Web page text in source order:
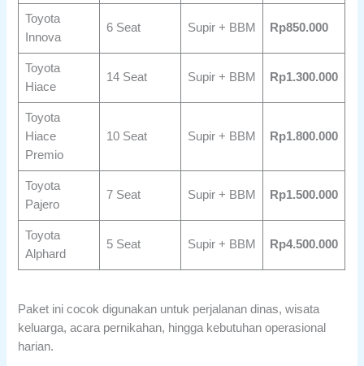
Toyota
Innova
6 Seat Supir + BBM Rp850.000
Toyota
Hiace
14 Seat Supir + BBM Rp1.300.000
Toyota
Hiace
Premio
10 Seat Supir + BBM Rp1.800.000
Toyota
Pajero
7 Seat Supir + BBM Rp1.500.000
Toyota
Alphard
5 Seat Supir + BBM Rp4.500.000
Paket ini cocok digunakan untuk perjalanan dinas, wisata
keluarga, acara pernikahan, hingga kebutuhan operasional
harian.